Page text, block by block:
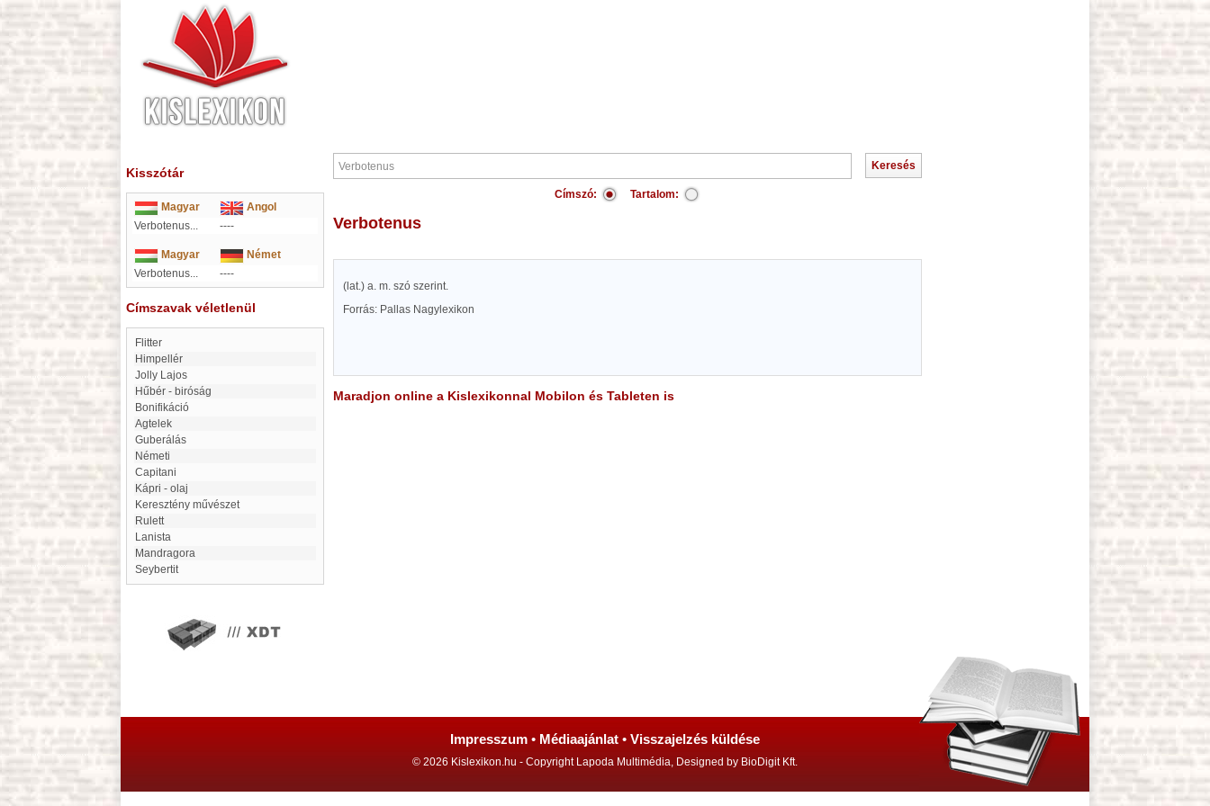
Kisszótár
Magyar
Angol
Verbotenus...
----
Magyar
Német
Verbotenus...
----
Címszavak véletlenül
flitter
Himpellér
Jolly Lajos
Hűbér - biróság
bonifikáció
Agtelek
Guberálás
Németi
Capitani
Kápri - olaj
Keresztény művészet
Rulett
Lanista
Mandragora
Seybertit
Címszó: Tartalom:
Verbotenus
(lat.) a. m. szó szerint.
Forrás: Pallas Nagylexikon
Maradjon online a Kislexikonnal Mobilon és Tableten is
Impresszum • Médiaajánlat • Visszajelzés küldése
© 2026 Kislexikon.hu - Copyright Lapoda Multimédia, Designed by BioDigit Kft.